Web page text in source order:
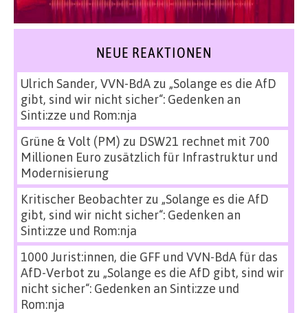
NEUE REAKTIONEN
Ulrich Sander, VVN-BdAzu „Solange es die AfD
gibt, sind wir nicht sicher“: Gedenken an
Sinti:zze und Rom:nja
Grüne & Volt (PM) zu DSW21 rechnet mit 700
Millionen Euro zusätzlich für Infrastruktur und
Modernisierung
Kritischer Beobachterzu „Solange es die AfD
gibt, sind wir nicht sicher“: Gedenken an
Sinti:zze und Rom:nja
1000 Jurist:innen, die GFF und VVN-BdA für das
AfD-Verbot zu „Solange es die AfD gibt, sind wir
nicht sicher“: Gedenken an Sinti:zze und
Rom:nja